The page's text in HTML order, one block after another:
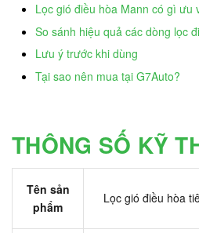
Lọc gió điều hòa Mann có gì ưu
So sánh hiệu quả các dòng lọc
Lưu ý trước khi dùng
Tại sao nên mua tại G7Auto?
THÔNG SỐ KỸ
Tên sản
phẩm
Lọc gió điều hòa